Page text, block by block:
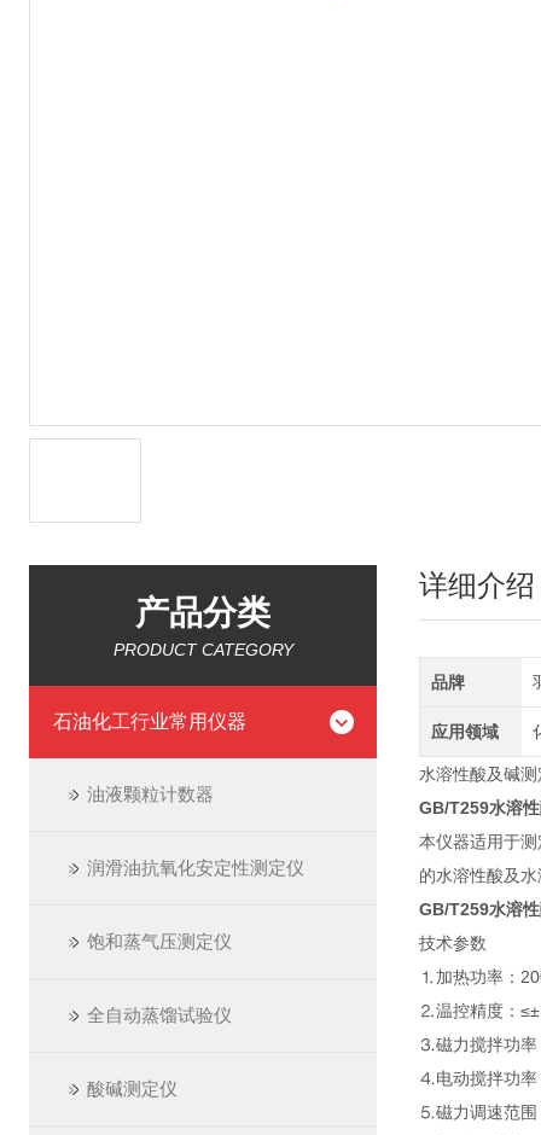
产品分类
PRODUCT CATEGORY
石油化工行业常用仪器
油液颗粒计数器
润滑油抗氧化安定性测定仪
饱和蒸气压测定仪
全自动蒸馏试验仪
酸碱测定仪
详细介绍
品牌
应用领域
水溶性酸及碱
GB/T259水溶
本仪器适用于
的水溶性酸及
GB/T259水溶
技术参数
⒈加热功率：
⒉温控精度：
⒊磁力搅拌功率
⒋电动搅拌功率
⒌磁力调速范